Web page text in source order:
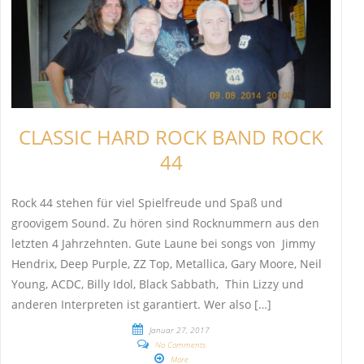
CLASSIC HARD ROCK BAND ROCK
44
Rock 44 stehen für viel Spielfreude und Spaß und
groovigem Sound. Zu hören sind Rocknummern aus den
letzten 4 Jahrzehnten. Gute Laune bei songs von Jimmy
Hendrix, Deep Purple, ZZ Top, Metallica, Gary Moore, Neil
Young, ACDC, Billy Idol, Black Sabbath, Thin Lizzy und
anderen Interpreten ist garantiert. Wer also […]
Januar 27, 2017
No Comments
More